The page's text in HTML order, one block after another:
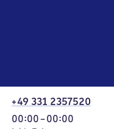
+49 331 2357520
00:00–00:00
Von